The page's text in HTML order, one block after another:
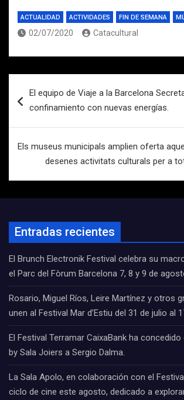
ACTUALIDAD ACTIVIDADES FIN DE SEMANA
02/07/2020 Catacultural
de
El equipo de Viaje a la Barcelona
confinamiento con nuevas energías.
Els museus municipals amplien oferta
desenes activitats culturals per a
Entradas recientes
El Brunch Electronik Festival celebra su
el Parc del Fòrum Barcelona 7, 8 y 9 de
Rosario, Miguel Ríos, Leire Martínez y otros
unen al Festival Mar d’Estiu del 31 de julio al
El Festival Terramar CaixaBank ha
by Sala Joiers a Sergio Dalma.
La Sala Apolo, en colaboración con el
ciclo de cine este agosto, dedicado a